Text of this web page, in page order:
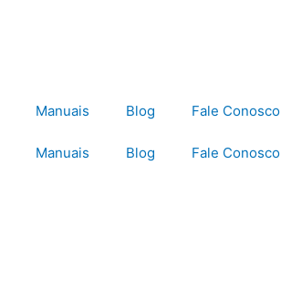
Manuais Blog Fale Conosco
Manuais Blog
Fale Conosco